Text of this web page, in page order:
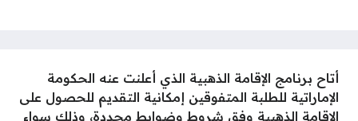
أتاح برنامج الإقامة الذهبية الذي أعلنت عنه الحكومة
الإماراتية للطلبة المتفوقين إمكانية التقديم للحصول على
الإقامة الذهبية وفق شروط وضوابط محددة، وذلك سواء